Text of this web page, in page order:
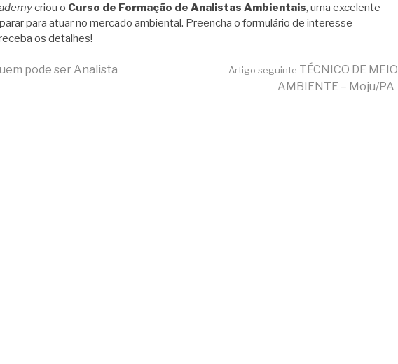
criou o Curso de Formação de Analistas Ambientais, uma excelente
para atuar no mercado ambiental. Preencha o formulário de interesse
os detalhes!
pode ser Analista
Artigo seguinte TÉCNICO DE MEIO
AMBIENTE – Moju/PA